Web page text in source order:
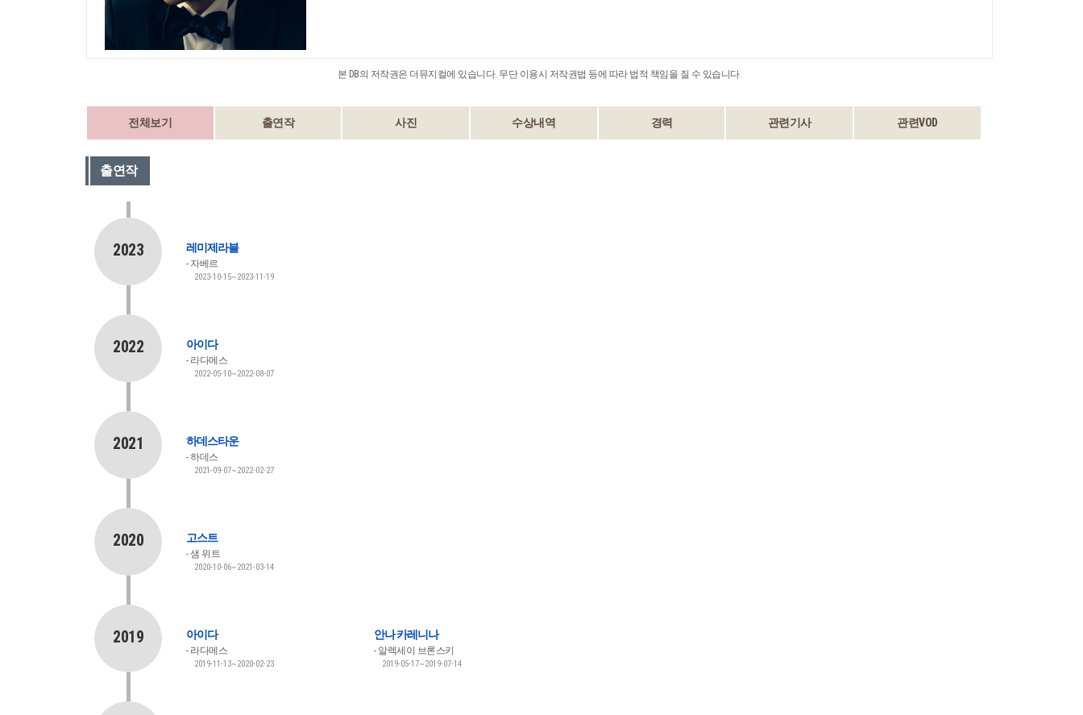
본 DB의 저작권은 더뮤지컬에 있습니다. 무단 이용시 저작권법 등에 따라 법적 책임을 질 수 있습니다.
전체보기 출연작 사진 수상내역 경력 관련기사 관련VOD
출연작
2023 레미제라블
자베르
2023-10-15~2023-11-19
2022 아이다
라다메스
2022-05-10~2022-08-07
2021 하데스타운
하데스
2021-09-07~2022-02-27
2020 고스트
샘 위트
2020-10-06~2021-03-14
2019 아이다
라다메스
2019-11-13~2020-02-23
안나 카레니나
알렉세이 브론스키
2019-05-17~2019-07-14